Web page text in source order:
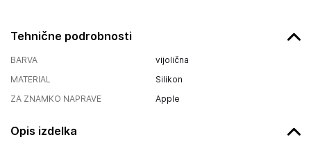
Tehnične podrobnosti
BARVA
vijolična
MATERIAL
Silikon
ZA ZNAMKO NAPRAVE
Apple
Opis izdelka